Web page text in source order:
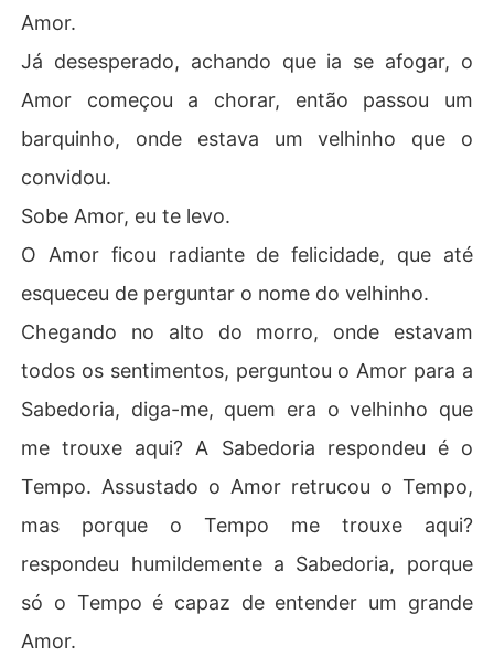
Amor.
Já desesperado, achando que ia se afogar, o
Amor começou a chorar, então passou um
barquinho, onde estava um velhinho que o
convidou.
Sobe Amor, eu te levo.
O Amor ficou radiante de felicidade, que até
esqueceu de perguntar o nome do velhinho.
Chegando no alto do morro, onde estavam
todos os sentimentos, perguntou o Amor para a
Sabedoria, diga-me, quem era o velhinho que
me trouxe aqui? A Sabedoria respondeu é o
Tempo. Assustado o Amor retrucou o Tempo,
mas porque o Tempo me trouxe aqui?
respondeu humildemente a Sabedoria, porque
só o Tempo é capaz de entender um grande
Amor.